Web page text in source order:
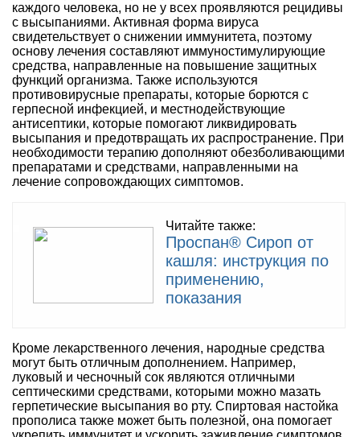
каждого человека, но не у всех проявляются рецидивы
с высыпаниями. Активная форма вируса
свидетельствует о снижении иммунитета, поэтому
основу лечения составляют иммуностимулирующие
средства, направленные на повышение защитных
функций организма. Также используются
противовирусные препараты, которые борются с
герпесной инфекцией, и местнодействующие
антисептики, которые помогают ликвидировать
высыпания и предотвращать их распространение. При
необходимости терапию дополняют обезболивающими
препаратами и средствами, направленными на
лечение сопровождающих симптомов.
Читайте также:
Проспан® Сироп от
кашля: инструкция по
применению,
показания
Кроме лекарственного лечения, народные средства
могут быть отличным дополнением. Например,
луковый и чесночный сок являются отличными
септическими средствами, которыми можно мазать
герпетические высыпания во рту. Спиртовая настойка
прополиса также может быть полезной, она помогает